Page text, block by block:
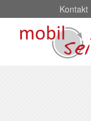
Kontakt